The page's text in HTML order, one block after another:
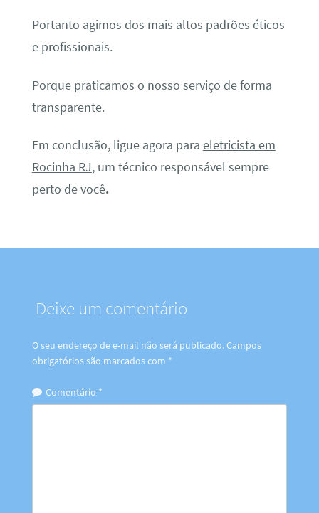
Portanto agimos dos mais altos padrões éticos
e profissionais.
Porque praticamos o nosso serviço de forma
transparente.
Em conclusão, ligue agora para eletricista em
Rocinha RJ, um técnico responsável sempre
perto de você.
Deixe um comentário
O seu endereço de e-mail não será publicado.Campos
obrigatórios são marcados com *
Comentário *